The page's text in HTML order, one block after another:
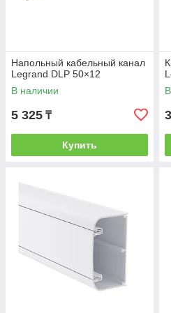
Напольный кабельный канал
Legrand DLP 50×12
В наличии
5 325 ₸
Купить